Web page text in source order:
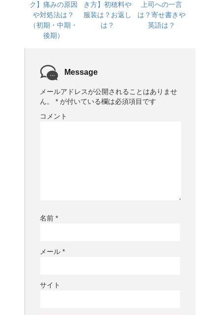
ク】痛みの原因
や対処法は？
（初期・中期・
後期）
き方】初穂料や
服装は？お返し
は？
上司への一言
は？寄せ書きや
英語は？
Message
メールアドレスが公開されることはありませ
ん。
* が付いている欄は必須項目です
コメント
名前 *
メール *
サイト